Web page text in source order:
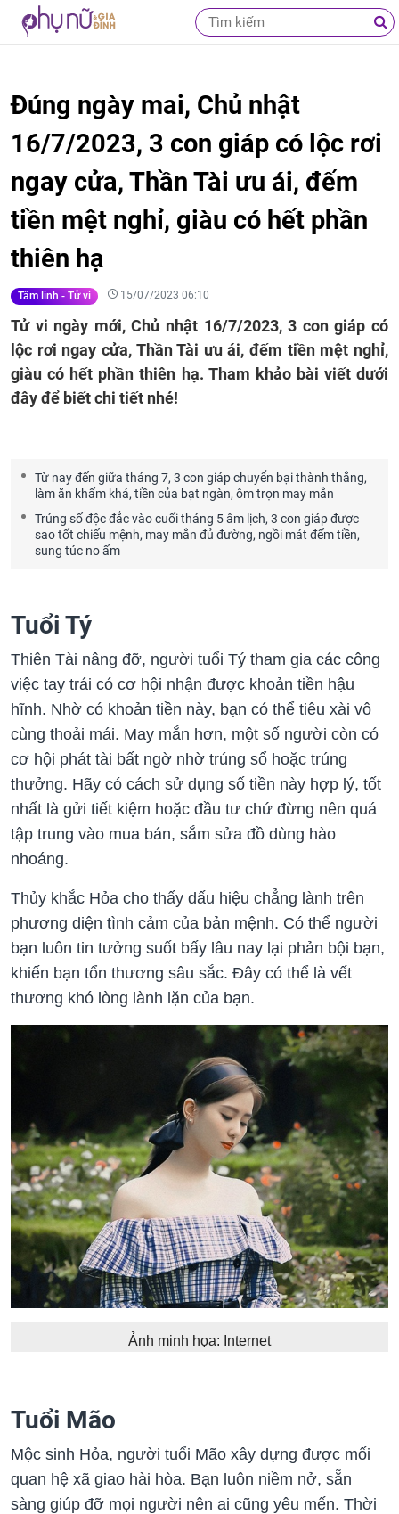
Đúng ngày mai, Chủ nhật
16/7/2023, 3 con giáp có lộc rơi
ngay cửa, Thần Tài ưu ái, đếm
tiền mệt nghỉ, giàu có hết phần
thiên hạ
Tâm linh - Tử vi 15/07/2023 06:10
Tử vi ngày mới, Chủ nhật 16/7/2023, 3 con giáp có
lộc rơi ngay cửa, Thần Tài ưu ái, đếm tiền mệt nghỉ,
giàu có hết phần thiên hạ. Tham khảo bài viết dưới
đây để biết chi tiết nhé!
Từ nay đến giữa tháng 7, 3 con giáp chuyển bại thành thắng,
làm ăn khấm khá, tiền của bạt ngàn, ôm trọn may mắn
Trúng số độc đắc vào cuối tháng 5 âm lịch, 3 con giáp được
sao tốt chiếu mệnh, may mắn đủ đường, ngồi mát đếm tiền,
sung túc no ấm
Tuổi Tý
Thiên Tài nâng đỡ, người tuổi Tý tham gia các công
việc tay trái có cơ hội nhận được khoản tiền hậu
hĩnh. Nhờ có khoản tiền này, bạn có thể tiêu xài vô
cùng thoải mái. May mắn hơn, một số người còn có
cơ hội phát tài bất ngờ nhờ trúng sổ hoặc trúng
thưởng. Hãy có cách sử dụng số tiền này hợp lý, tốt
nhất là gửi tiết kiệm hoặc đầu tư chứ đừng nên quá
tập trung vào mua bán, sắm sửa đồ dùng hào
nhoáng.
Thủy khắc Hỏa cho thấy dấu hiệu chẳng lành trên
phương diện tình cảm của bản mệnh. Có thể người
bạn luôn tin tưởng suốt bấy lâu nay lại phản bội bạn,
khiến bạn tổn thương sâu sắc. Đây có thể là vết
thương khó lòng lành lặn của bạn.
Ảnh minh họa: Internet
Tuổi Mão
Mộc sinh Hỏa, người tuổi Mão xây dựng được mối
quan hệ xã giao hài hòa. Bạn luôn niềm nở, sẵn
sàng giúp đỡ mọi người nên ai cũng yêu mến. Thời